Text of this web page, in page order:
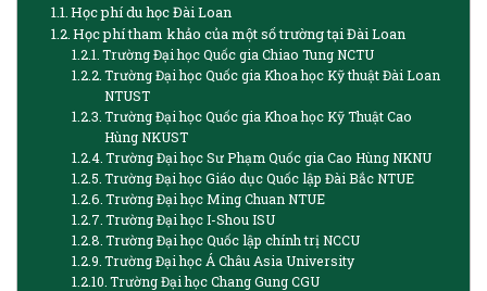
Học phí du học Đài Loan
Học phí tham khảo của một số trường tại Đài Loan
Trường Đại học Quốc gia Chiao Tung NCTU
Trường Đại học Quốc gia Khoa học Kỹ thuật Đài Loan
NTUST
Trường Đại học Quốc gia Khoa học Kỹ Thuật Cao
Hùng NKUST
Trường Đại học Sư Phạm Quốc gia Cao Hùng NKNU
Trường Đại học Giáo dục Quốc lập Đài Bắc NTUE
Trường Đại học Ming Chuan NTUE
Trường Đại học I-Shou ISU
Trường Đại học Quốc lập chính trị NCCU
Trường Đại học Á Châu Asia University
Trường Đại học Chang Gung CGU